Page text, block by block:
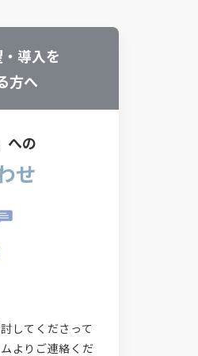
導入を
方へ
への
せ
してくださって
よりご連絡くだ